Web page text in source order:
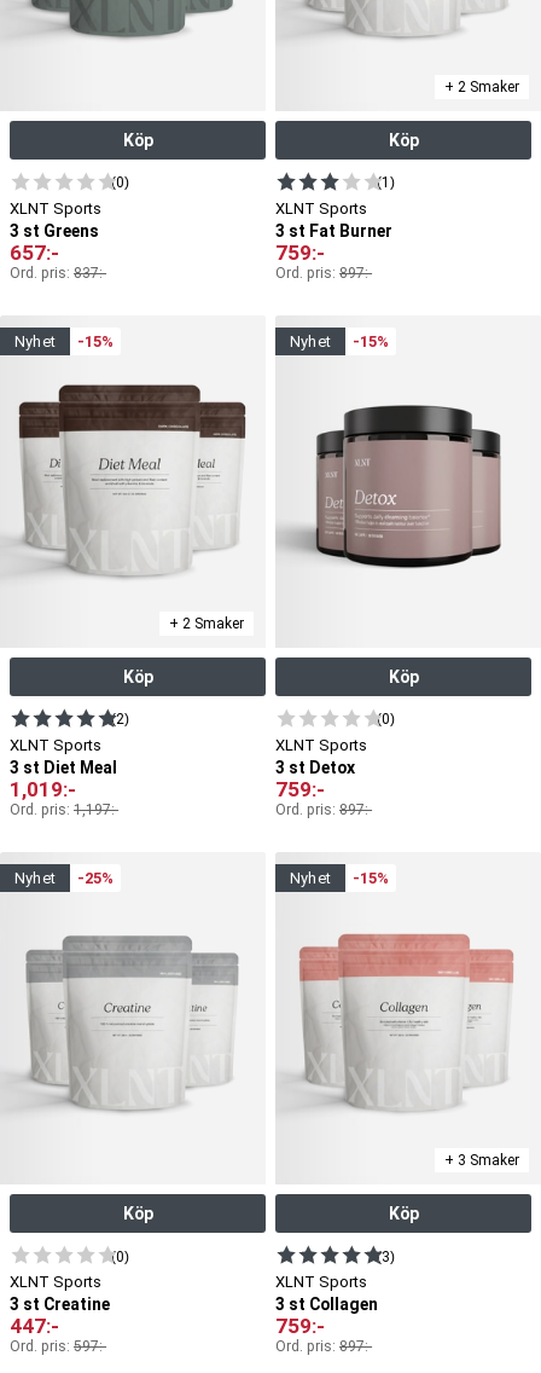
Köp
(0)
XLNT Sports
3 st Greens
657:-
Ord. pris: 837:-
+ 2 Smaker
Köp
(1)
XLNT Sports
3 st Fat Burner
759:-
Ord. pris: 897:-
nyhet -15%
+ 2 Smaker
Köp
(2)
XLNT Sports
3 st Diet Meal
1,019:-
Ord. pris: 1,197:-
nyhet -15%
Köp
(0)
XLNT Sports
3 st Detox
759:-
Ord. pris: 897:-
nyhet -25%
Köp
(0)
XLNT Sports
3 st Creatine
447:-
Ord. pris: 597:-
nyhet -15%
+ 3 Smaker
Köp
(3)
XLNT Sports
3 st Collagen
759:-
Ord. pris: 897:-